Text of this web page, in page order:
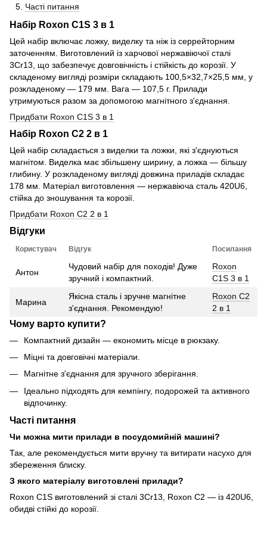
Часті питання
Набір Roxon C1S 3 в 1
Цей набір включає ложку, виделку та ніж із серрейторним
заточенням. Виготовлений із харчової нержавіючої сталі
3Cr13, що забезпечує довговічність і стійкість до корозії. У
складеному вигляді розміри складають 100,5×32,7×25,5 мм, у
розкладеному — 179 мм. Вага — 107,5 г. Прилади
утримуються разом за допомогою магнітного з'єднання.
Придбати Roxon C1S 3 в 1
Набір Roxon C2 2 в 1
Цей набір складається з виделки та ложки, які з'єднуються
магнітом. Виделка має збільшену ширину, а ложка — більшу
глибину. У розкладеному вигляді довжина приладів складає
178 мм. Матеріал виготовлення — нержавіюча сталь 420U6,
стійка до зношування та корозії.
Придбати Roxon C2 2 в 1
Відгуки
Користувач Відгук Посилання
Антон
Чудовий набір для походів! Дуже
зручний і компактний.
Roxon
C1S 3 в 1
Марина
Якісна сталь і зручне магнітне
з'єднання. Рекомендую!
Roxon C2
2 в 1
Чому варто купити?
Компактний дизайн — економить місце в рюкзаку.
Міцні та довговічні матеріали.
Магнітне з'єднання для зручного зберігання.
Ідеально підходять для кемпінгу, подорожей та активного
відпочинку.
Часті питання
Чи можна мити прилади в посудомийній машині?
Так, але рекомендується мити вручну та витирати насухо для
збереження блиску.
З якого матеріалу виготовлені прилади?
Roxon C1S виготовлений зі сталі 3Cr13, Roxon C2 — із 420U6,
обидві стійкі до корозії.